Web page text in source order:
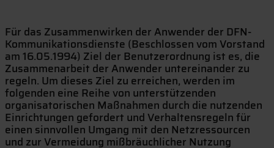
Für das Zusammenwirken der Anwender der DFN-
Kommunikationsdienste (Beschlossen vom Vorstand
am 16.05.1994) Ziel der Benutzerordnung ist es, die
Zusammenarbeit der Anwender untereinander zu
regeln. Um dieses Ziel zu erreichen, werden im
folgenden eine Reihe von unterstützenden
organisatorischen Maßnahmen durch die nutzenden
Einrichtungen gefordert und Verhaltensregeln für
einen sinnvollen Umgang mit den Netzressourcen
und zur Vermeidung mißbräuchlicher Nutzung